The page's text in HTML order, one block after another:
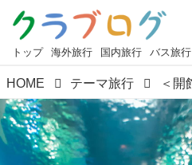
トップ 海外旅行 国内旅行 バス旅行
HOME テーマ旅行